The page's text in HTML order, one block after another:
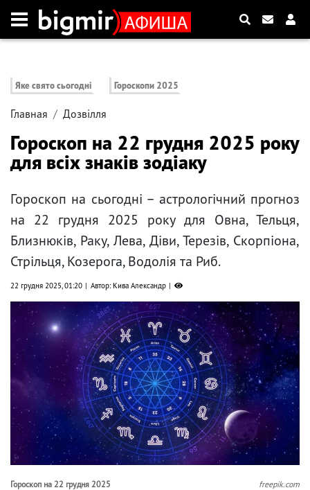
Яке свято сьогодні Гороскопи 2025
Главная Дозвілля
Гороскоп на 22 грудня 2025 року
для всіх знаків зодіаку
Гороскоп на сьогодні – астрологічний прогноз
на 22 грудня 2025 року для Овна, Тельця,
Близнюків, Раку, Лева, Діви, Терезів, Скорпіона,
Стрільця, Козерога, Водолія та Риб.
22 грудня 2025, 01:20 Автор: Кива Александр
Гороскоп на 22 грудня 2025 freepik.com